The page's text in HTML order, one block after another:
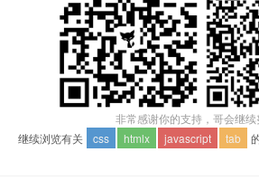
非常感谢你的支持，哥会继续
继续浏览有关
css htmlx javascript tab